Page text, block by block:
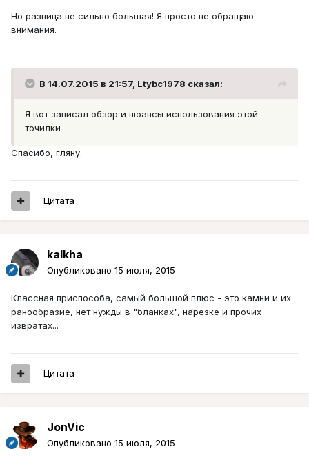
Но разница не сильно большая! Я просто не обращаю
внимания.
В 14.07.2015 в 21:57, Ltybc1978 сказал:
Я вот записал обзор и нюансы использования этой
точилки
Спасибо, гляну.
Цитата
kalkha
Опубликовано 15 июля, 2015
Классная приспособа, самый большой плюс - это камни и их
ранообразие, нет нужды в "бланках", нарезке и прочих
извратах...
Цитата
JonVic
Опубликовано 15 июля, 2015